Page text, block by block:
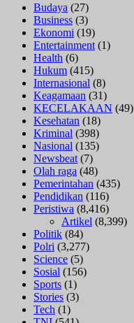
Budaya (27)
Business (3)
Ekonomi (19)
Entertainment (1)
Health (6)
Hukum (415)
Internasional (8)
Keagamaan (31)
KECELAKAAN (49)
Kesehatan (18)
Kriminal (398)
Nasional (135)
Newsbeat (7)
Olah raga (48)
Pemerintahan (435)
Pendidikan (116)
Peristiwa (8,416)
Artikel (8,399)
Politik (84)
Polri (3,277)
Science (5)
Sosial (156)
Sports (1)
Stories (3)
Tech (1)